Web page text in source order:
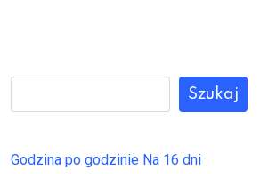
Szukaj
Godzina po godzinie Na 16 dni